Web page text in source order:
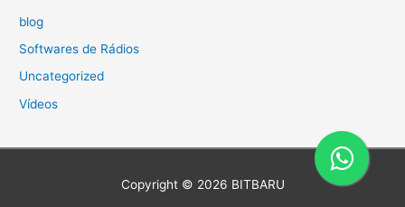
blog
Softwares de Rádios
Uncategorized
Vídeos
Copyright © 2026 BITBARU